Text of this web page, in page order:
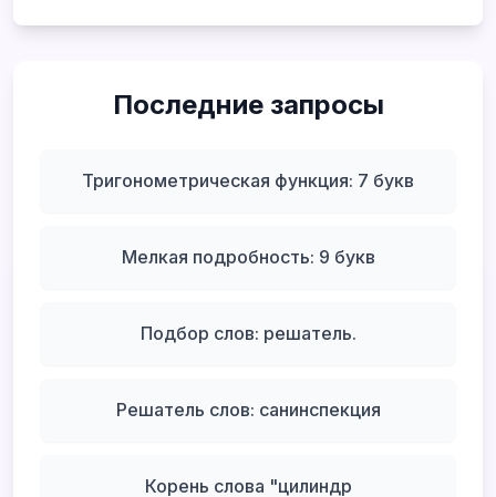
Последние запросы
Тригонометрическая функция: 7 букв
Мелкая подробность: 9 букв
Подбор слов: решатель.
Решатель слов: санинспекция
Корень слова "цилиндр